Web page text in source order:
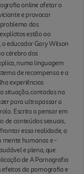
online afetar o
e provocar
das
estão ao
educador Gary Wilson
cérebro dos
numa linguagem
de recompensa e a
experiências
situação, contadas na
para ultrapassar a
Escrito a pensar em
de conteúdos sexuais,
essa realidade, a
mente humanas e -
e plena, que
de A Pornografia
efeitos da pornografia e